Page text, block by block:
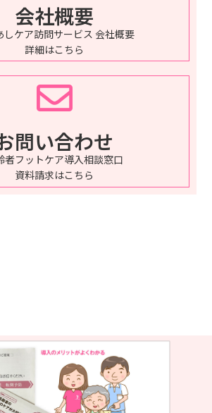
会社概要
しケア訪問サービス 会社概要
詳細はこちら
問い合わせ
者フットケア導入相談窓口
資料請求はこちら